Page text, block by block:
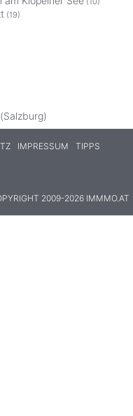
(19)
IMPRESSUM
TIPPS
2009-2026 IMMMO.AT